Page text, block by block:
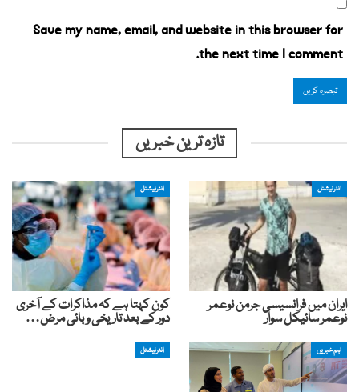
Save my name, email, and website in this browser for
the next time I comment.
تازہ ترین خبریں
انٹرنیشنل
ایران میں فرانسیسی جرمن نوعمر
نوعمر سائیکل سوار
انٹرنیشنل
کون کہتا ہے کہ مذاکرات کے آخری
دور کے بعد تاریخی وبائی مرض…
اہم خبریں انٹرنیشنل